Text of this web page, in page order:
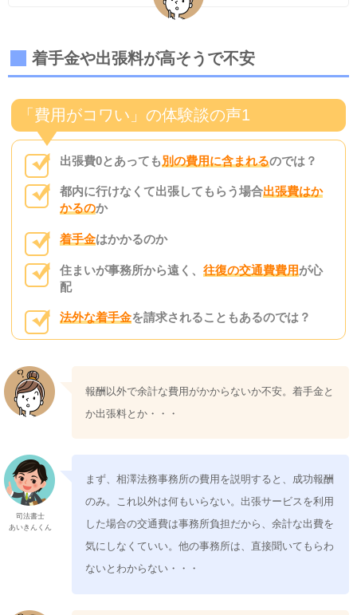
着手金や出張料が高そうで不安
「費用がコワい」の体験談の声1
出張費0とあっても別の費用に含まれるのでは？
都内に行けなくて出張してもらう場合出張費はか
かるのか
着手金はかかるのか
住まいが事務所から遠く、往復の交通費費用が心
配
法外な着手金を請求されることもあるのでは？
報酬以外で余計な費用がかからないか不安。着手金と
か出張料とか・・・
司法書士
あいきんくん
まず、相澤法務事務所の費用を説明すると、成功報酬
のみ。これ以外は何もいらない。出張サービスを利用
した場合の交通費は事務所負担だから、余計な出費を
気にしなくていい。他の事務所は、直接聞いてもらわ
ないとわからない・・・